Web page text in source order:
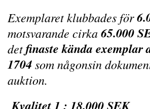
Exemplaret klubbades för
motsvarande cirka65.000
detfinaste kända exemplar
1704som någonsin
auktion.
Kvalitet 1 : 18.000 SEK